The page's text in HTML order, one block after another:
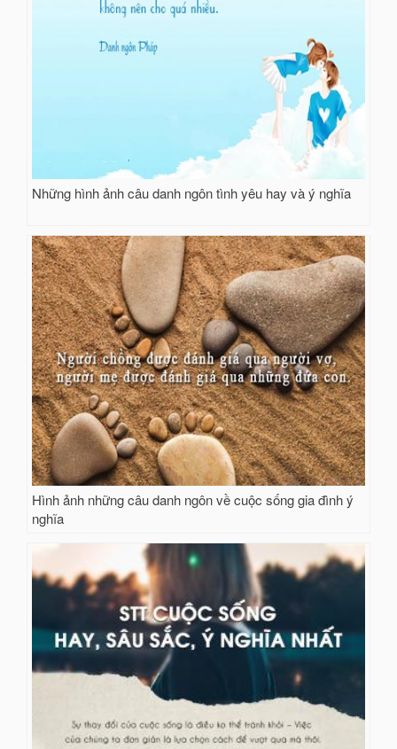
Những hình ảnh câu danh ngôn tình yêu hay và ý nghĩa
Hình ảnh những câu danh ngôn về cuộc sống gia đình ý
nghĩa